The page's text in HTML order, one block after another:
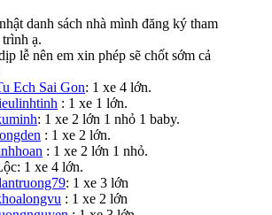
danh sách nhà mình đăng ký tham
ạ.
lễ nên em xin phép sẽ chốt sớm cả
Ech Sai Gon: 1 xe 4 lớn.
: 1 xe 1 lớn.
: 1 xe 2 lớn 1 nhỏ 1 baby.
: 1 xe 2 lớn.
: 1 xe 2 lớn 1 nhỏ.
1 xe 4 lớn.
: 1 xe 3 lớn
: 1 xe 2 lớn